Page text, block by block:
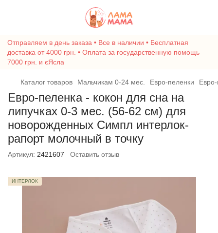
Отправляем в день заказа • Все в наличии • Бесплатная
доставка от 4000 грн. • Оплата за государственную помощь
7000 грн. и єЯсла
Каталог товаров Мальчикам 0-24 мес. Евро-пеленки
Евро-пеленка - кокон для сна на
липучках 0-3 мес. (56-62 см) для
новорожденных Симпл интерлок-
рапорт молочный в точку
Артикул: 2421607 Оставить отзыв
ИНТЕРЛОК